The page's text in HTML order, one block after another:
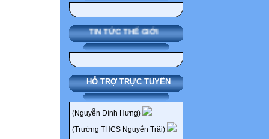
TIN TỨC THẾ GIỚI
HỖ TRỢ TRỰC TUYẾN
(Nguyễn Đình Hưng)
(Trường THCS Nguyễn Trãi)